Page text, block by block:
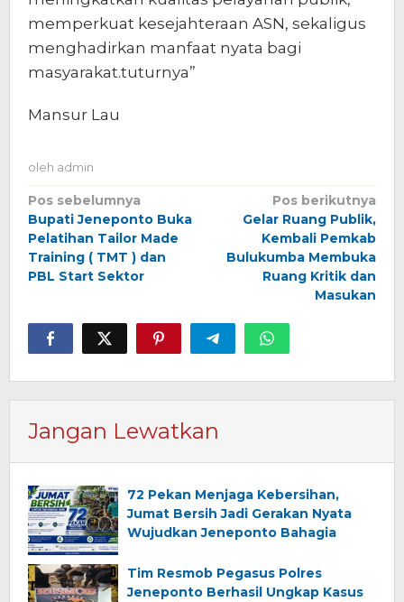
memperkuat kesejahteraan ASN, sekaligus
menghadirkan manfaat nyata bagi
masyarakat.tuturnya”
Mansur Lau
oleh admin
Navigasi
pos
Pos sebelumnya
Bupati Jeneponto Buka
Pelatihan Tailor Made
Training ( TMT ) dan
PBL Start Sektor
Pos berikutnya
Gelar Ruang Publik,
Kembali Pemkab
Bulukumba Membuka
Ruang Kritik dan
Masukan
Jangan Lewatkan
72 Pekan Menjaga Kebersihan,
Jumat Bersih Jadi Gerakan Nyata
Wujudkan Jeneponto Bahagia
Tim Resmob Pegasus Polres
Jeneponto Berhasil Ungkap Kasus